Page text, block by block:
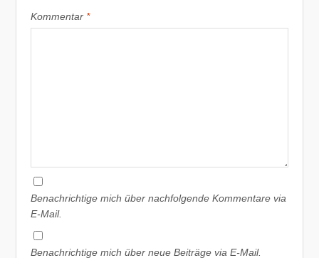
Kommentar *
Benachrichtige mich über nachfolgende Kommentare via
E-Mail.
Benachrichtige mich über neue Beiträge via E-Mail.